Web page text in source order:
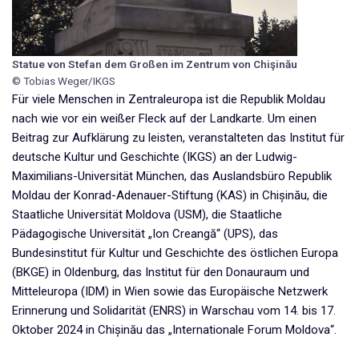
Statue von Stefan dem Großen im Zentrum von Chişinău
© Tobias Weger/IKGS
Für viele Menschen in Zentraleuropa ist die Republik Moldau
nach wie vor ein weißer Fleck auf der Landkarte. Um einen
Beitrag zur Aufklärung zu leisten, veranstalteten das Institut für
deutsche Kultur und Geschichte (IKGS) an der Ludwig-
Maximilians-Universität München, das Auslandsbüro Republik
Moldau der Konrad-Adenauer-Stiftung (KAS) in Chișinău, die
Staatliche Universität Moldova (USM), die Staatliche
Pädagogische Universität „Ion Creangă“ (UPS), das
Bundesinstitut für Kultur und Geschichte des östlichen Europa
(BKGE) in Oldenburg, das Institut für den Donauraum und
Mitteleuropa (IDM) in Wien sowie das Europäische Netzwerk
Erinnerung und Solidarität (ENRS) in Warschau vom 14. bis 17.
Oktober 2024 in Chișinău das „Internationale Forum Moldova“.